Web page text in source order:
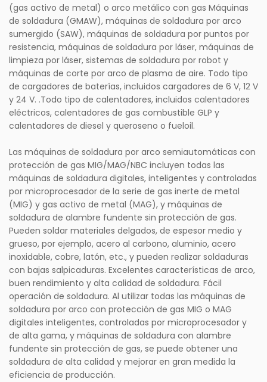
(gas activo de metal) o arco metálico con gas Máquinas
de soldadura (GMAW), máquinas de soldadura por arco
sumergido (SAW), máquinas de soldadura por puntos por
resistencia, máquinas de soldadura por láser, máquinas de
limpieza por láser, sistemas de soldadura por robot y
máquinas de corte por arco de plasma de aire. Todo tipo
de cargadores de baterías, incluidos cargadores de 6 V, 12 V
y 24 V. .Todo tipo de calentadores, incluidos calentadores
eléctricos, calentadores de gas combustible GLP y
calentadores de diesel y queroseno o fueloil.
Las máquinas de soldadura por arco semiautomáticas con
protección de gas MIG/MAG/NBC incluyen todas las
máquinas de soldadura digitales, inteligentes y controladas
por microprocesador de la serie de gas inerte de metal
(MIG) y gas activo de metal (MAG), y máquinas de
soldadura de alambre fundente sin protección de gas.
Pueden soldar materiales delgados, de espesor medio y
grueso, por ejemplo, acero al carbono, aluminio, acero
inoxidable, cobre, latón, etc., y pueden realizar soldaduras
con bajas salpicaduras. Excelentes características de arco,
buen rendimiento y alta calidad de soldadura. Fácil
operación de soldadura. Al utilizar todas las máquinas de
soldadura por arco con protección de gas MIG o MAG
digitales inteligentes, controladas por microprocesador y
de alta gama, y ​​máquinas de soldadura con alambre
fundente sin protección de gas, se puede obtener una
soldadura de alta calidad y mejorar en gran medida la
eficiencia de producción.